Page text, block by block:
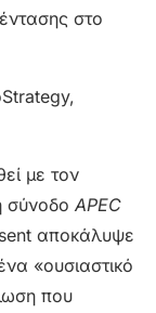
στο
με τον
σύνοδο APEC
αποκάλυψε
«ουσιαστικό
που